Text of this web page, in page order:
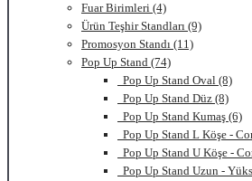
Fuar Birimleri (4)
Ürün Teşhir Standları (9)
Promosyon Standı (11)
Pop Up Stand (74)
Pop Up Stand Oval (8)
Pop Up Stand Düz (8)
Pop Up Stand Kumaş (6)
Pop Up Stand L Köşe -
Pop Up Stand U Köşe -
Pop Up Stand Uzun -